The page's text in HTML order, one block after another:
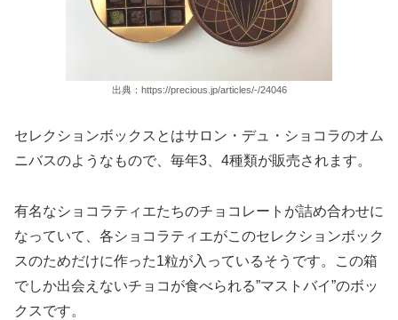
出典：https://precious.jp/articles/-/24046
セレクションボックスとはサロン・デュ・ショコラのオム
ニバスのようなもので、毎年3、4種類が販売されます。
有名なショコラティエたちのチョコレートが詰め合わせに
なっていて、各ショコラティエがこのセレクションボック
スのためだけに作った1粒が入っているそうです。この箱
でしか出会えないチョコが食べられる”マストバイ”のボッ
クスです。